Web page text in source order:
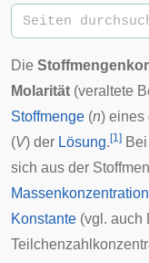
Die
Molarität (veraltete
Stoffmenge (n) eines
(V) der Lösung. [1]
sich aus der
Massenkonzentration
Konstante (vgl. auch